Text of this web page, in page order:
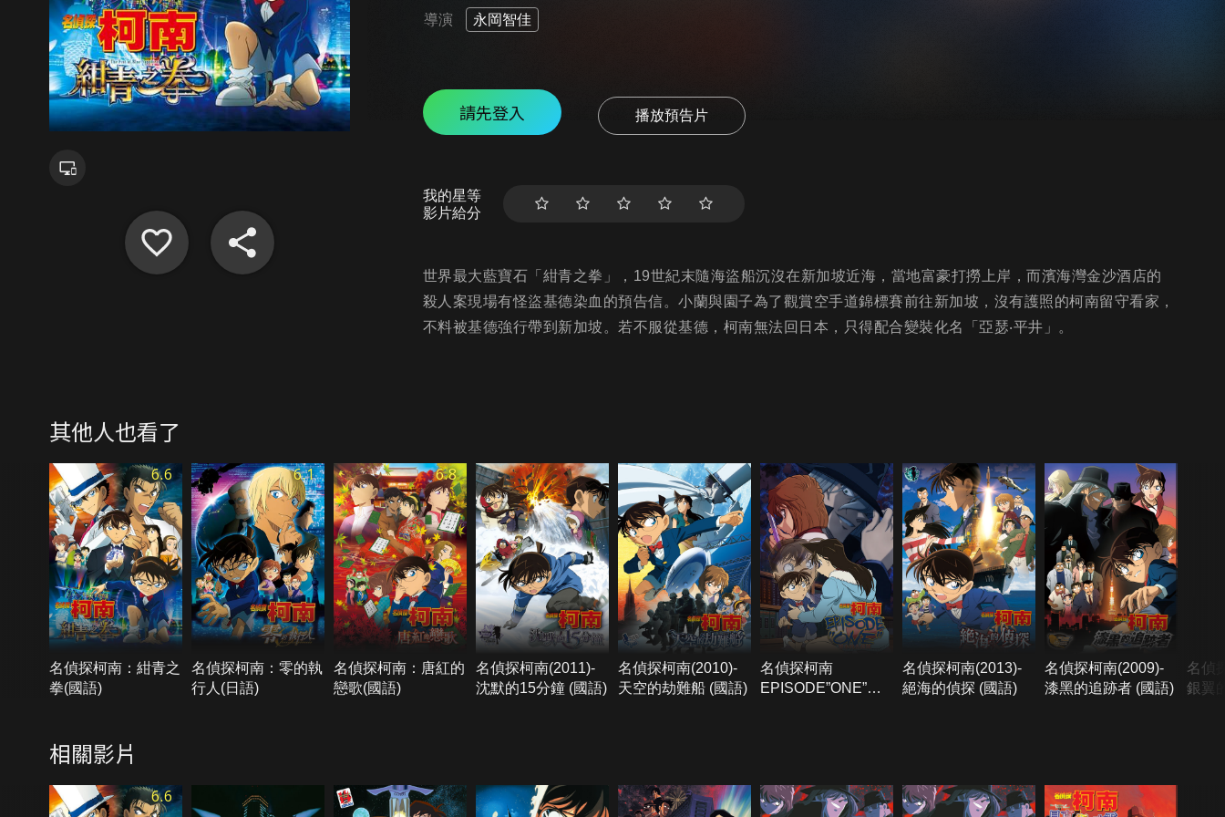
導演 永岡智佳
請先登入 播放預告片
我的星等
影片給分
世界最大藍寶石「紺青之拳」，19世紀末隨海盜船沉沒在新加坡近海，當地富豪打撈上岸，而濱海灣金沙酒店的
殺人案現場有怪盜基德染血的預告信。小蘭與園子為了觀賞空手道錦標賽前往新加坡，沒有護照的柯南留守看家，
不料被基德強行帶到新加坡。若不服從基德，柯南無法回日本，只得配合變裝化名「亞瑟‧平井」。
其他人也看了
6.6
名偵探柯南：紺青之
拳(國語)
6.1
名偵探柯南：零的執
行人(日語)
6.8
名偵探柯南：唐紅的
戀歌(國語)
名偵探柯南(2011)-
沈默的15分鐘 (國語)
名偵探柯南(2010)-
天空的劫難船 (國語)
名偵探柯南
EPISODE”ONE”變
名偵探柯南(2013)-
絕海的偵探 (國語)
名偵探柯南(2009)-
漆黑的追跡者 (國語)
名偵
銀翼
相關影片
6.6